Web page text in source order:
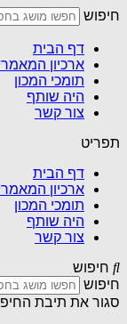
חיפוש
דף הבית
ארכיון
תומכי המכון
היה שותף
צור קשר
תפריט
דף הבית
ארכיון
תומכי המכון
היה שותף
צור קשר
חיפוש
חיפוש
סגור את תיבת